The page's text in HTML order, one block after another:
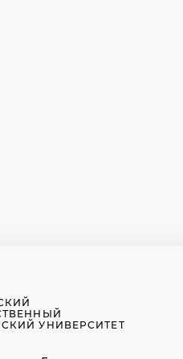
УНИВЕРСИТЕТ